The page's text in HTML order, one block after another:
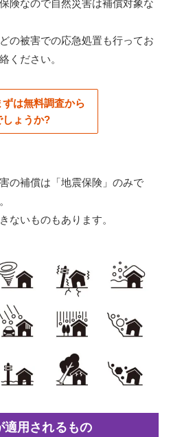
険なので自然災害は補償対象な
の被害での応急処置も行ってお
ください。
は無料調査から
しょうか?
の補償は「地震保険」のみで
ないものもあります。
適用されるもの